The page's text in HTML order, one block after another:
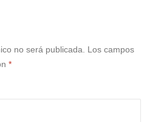
no será publicada.
Los campos
*